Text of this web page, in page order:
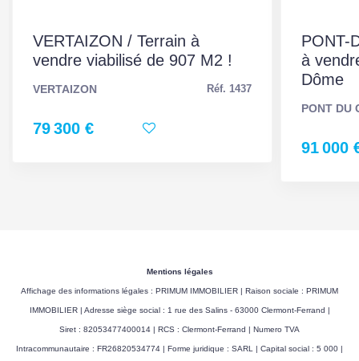
VERTAIZON / Terrain à
vendre viabilisé de 907 M2 !
VERTAIZON Réf. 1437
79 300 €
PONT-
à
Dôme
PONT DU
91 000
Mentions légales
Affichage des informations légales : PRIMUM IMMOBILIER | Raison sociale : PRIMUM
IMMOBILIER | Adresse siège social : 1 rue des Salins - 63000 Clermont-Ferrand |
Siret : 82053477400014 | RCS : Clermont-Ferrand | Numero TVA
Intracommunautaire : FR26820534774 | Forme juridique : SARL | Capital social : 5 000 |